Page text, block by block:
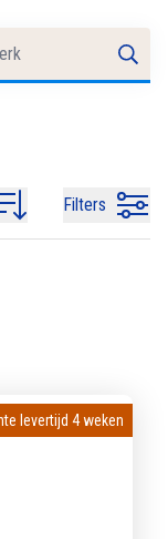
Filters
levertijd 4 weken
levertijd 4 weken